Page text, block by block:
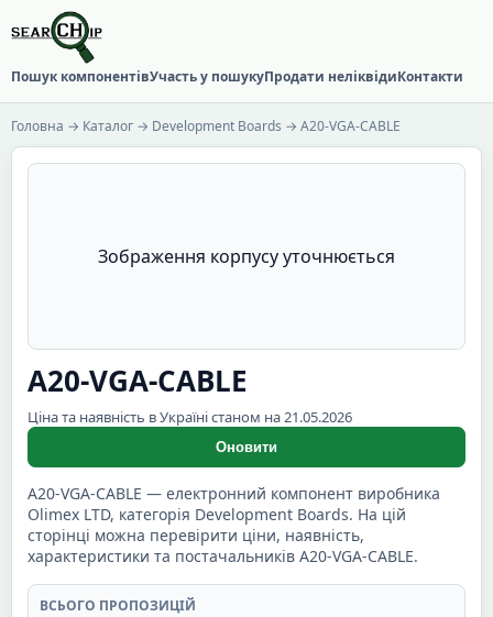
Пошук компонентівУчасть у пошукуПродати неліквідиКонтакти
Головна → Каталог → Development Boards → A20-VGA-CABLE
Зображення корпусу уточнюється
A20-VGA-CABLE
Ціна та наявність в Україні станом на 21.05.2026
Оновити
A20-VGA-CABLE — електронний компонент виробника
Olimex LTD, категорія Development Boards. На цій
сторінці можна перевірити ціни, наявність,
характеристики та постачальників A20-VGA-CABLE.
ВСЬОГО ПРОПОЗИЦІЙ